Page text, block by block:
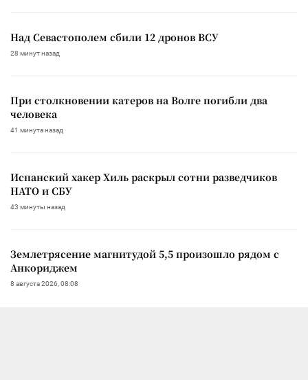
Над Севастополем сбили 12 дронов ВСУ
28 минут назад
При столкновении катеров на Волге погибли два
человека
41 минута назад
Испанский хакер Хиль раскрыл сотни разведчиков
НАТО и СБУ
43 минуты назад
Землетрясение магнитудой 5,5 произошло рядом с
Анкориджем
8 августа 2026, 08:08